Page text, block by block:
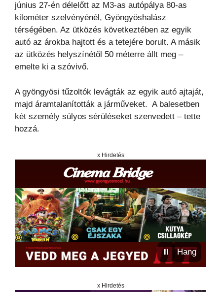
június 27-én délelőtt az M3-as autópálya 80-as
kilométer szelvényénél, Gyöngyöshalász
térségében. Az ütközés következtében az egyik
autó az árokba hajtott és a tetejére borult. A másik
az ütközés helyszínétől 50 méterre állt meg –
emelte ki a szóvivő.
A gyöngyösi tűzoltók levágták az egyik autó ajtaját,
majd áramtalanították a járműveket. A balesetben
két személy súlyos sérüléseket szenvedett – tette
hozzá.
x Hirdetés
⏸ Hang
x Hirdetés